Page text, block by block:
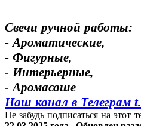
Свечи ручной работы:
- Ароматические,
- Фигурные,
- Интерьерные,
- Аромасаше
Наш канал в Телеграм
Не забудь подписаться на этот